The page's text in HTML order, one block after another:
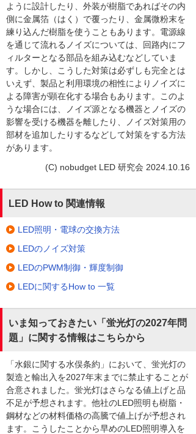
ように設計したり、外装が樹脂であればその内
側に金属箔（はく）で覆ったり、金属微粉末を
練り込んだ樹脂を使うこともあります。電源線
を通じて流れるノイズについては、回路内にフ
ィルターとなる部品を組み込むなどしていま
す。しかし、こうした対策は必ずしも完全とは
いえず、製品と利用環境の相性によりノイズに
よる障害が顕在化する場合もあります。このよ
うな場合には、ノイズ源となる機器とノイズの
影響を受ける機器を離したり、ノイズ対策用の
部材を追加したりするなどして対策をする方法
があります。
(C) nobudget LED 研究会 2024.10.16
LED How to 関連情報
LED照明・電球の交換方法
LEDのノイズ対策
LEDのPWM制御・輝度制御
LEDに関するHow to 一覧
いま知っておきたい「蛍光灯の2027年問
題」に関する情報はこちらから
「水銀に関する水俣条約」において、蛍光灯の
製造と輸出入を2027年末までに禁止することが
合意されました。蛍光灯はさらなる値上げと品
不足が予想されます。他社のLED照明も樹脂・
鋼材などの材料価格の高騰で値上げが予想され
ます。こうしたことから早めのLED照明導入を